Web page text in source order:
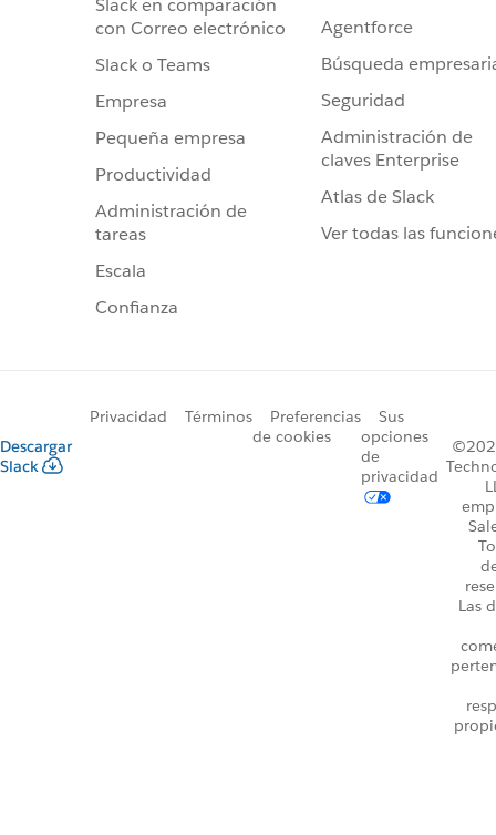
con Correo electrónico
Slack o Teams
Empresa
Pequeña empresa
Productividad
Administración de
tareas
Escala
Confianza
Agentforce
Búsqueda
Seguridad
Administración de
claves Enterprise
Atlas de Slack
Ver todas las
Descargar
Slack
Privacidad Términos
Preferencias
de cookies
Sus
opciones
de
privacidad
Las